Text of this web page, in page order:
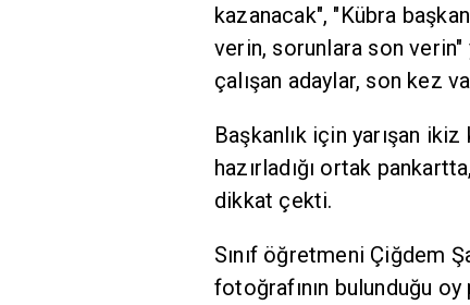
kazanacak", "Kübra
verin, sorunlara son verin"
çalışan adaylar, son kez
Başkanlık için yarışan ikiz
hazırladığı ortak
dikkat çekti.
Sınıf öğretmeni Çiğdem
fotoğrafının bulunduğu